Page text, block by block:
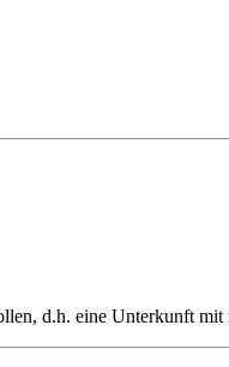
d.h. eine Unterkunft